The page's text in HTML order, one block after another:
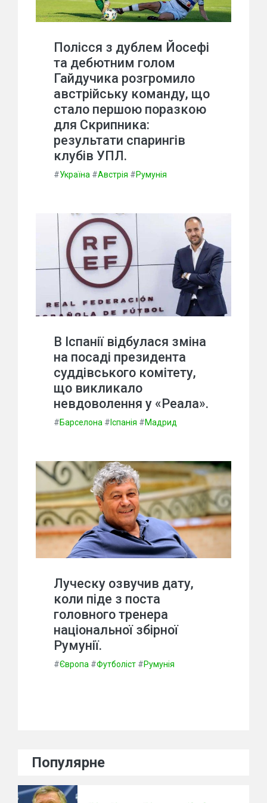
Полісся з дублем Йосефі
та дебютним голом
Гайдучика розгромило
австрійську команду, що
стало першою поразкою
для Скрипника:
результати спарингів
клубів УПЛ.
#Україна #Австрія #Румунія
В Іспанії відбулася зміна
на посаді президента
суддівського комітету,
що викликало
невдоволення у «Реала».
#Барселона #Іспанія #Мадрид
Луческу озвучив дату,
коли піде з поста
головного тренера
національної збірної
Румунії.
#Європа #Футболіст #Румунія
Популярне